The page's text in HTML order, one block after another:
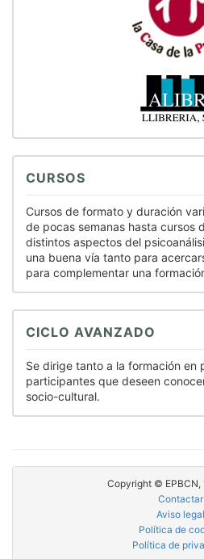
CURSOS
Cursos de formato y duración
de pocas semanas hasta cursos
distintos aspectos del
una buena vía tanto para
para complementar una
CICLO AVANZADO
Se dirige tanto a la formación en
participantes que deseen
socio-cultural.
Copyright © EPBCN,
Contactar
Aviso legal
Política de
Política de